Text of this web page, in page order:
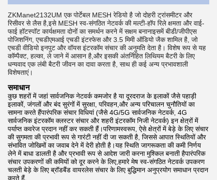
ZKManet2132UM एक पोर्टेबल MESH रेडियो है जो दोहरी ट्रांसमीटर और
रिसीवर से लैस है,इसे MESH स्व-संगठित नेटवर्क की मल्टी-हॉप रिले क्षमता और वाई-
फाई हॉटस्पॉट कार्यक्षमता दोनों का समर्थन करने में सक्षम बनानाइसमें बीडी/जीपीएस
पोजिशनिंग, एचडीएमआई एचडी इंटरफेस और 3.5 मिमी ऑडियो जैक शामिल है, जो
एचडी वीडियो इनपुट और वॉयस इंटरकॉम संचार की अनुमति देता है। विशेष रूप से यह
कॉम्पैक्ट, हल्का, ले जाने में आसान है,और इसकी अंतर्निहित लिथियम बैटरी के लिए
धन्यवाद एक लंबी बैटरी जीवन का दावा करता है, साथ ही कई अन्य प्रभावशाली
विशेषताएं।
समाधान
कुछ शहरों में जहां सार्वजनिक नेटवर्क कमजोर है या दूरदराज के इलाकों जैसे पहाड़ी
इलाकों, जंगलों और बंद सुरंगों में सुरक्षा, परिवहन,और अन्य परिचालन चुनौतियों का
सामना करते हैंपारंपरिक संचार विधियां (जैसे 4G/5G सार्वजनिक नेटवर्क, 4G
सार्वजनिक इंटरकॉम क्लस्टर संचार और शहरी इंटरकॉम निजी नेटवर्क) इन क्षेत्रों में
पर्याप्त कवरेज प्रदान नहीं कर सकती हैं।परिणामस्वरूप, ऐसे क्षेत्रों में बेड़े के लिए संचार
की सुगमता की प्रभावी रूप से गारंटी नहीं दी जा सकती है, जिससे आपात स्थितियों और
संभावित जोखिमों का जवाब देने में देरी होती है।यह स्थिति जागरूकता की कमी निर्णय
लेने में बाधा डालती है और प्रभावी रूप से आदेश जारी करना मुश्किल बनाती हैपारंपरिक
संचार उपकरणों की कमियों को दूर करने के लिए,हमारे मेष स्व-संगठित नेटवर्क उपकरण
चलती बेड़े के लिए ब्रॉडबैंड वायरलेस संचार के लिए बुद्धिमान अनुप्रयोग समाधान प्रदान
करते हैं.